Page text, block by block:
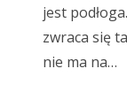
jest
zwraca się
nie ma na…